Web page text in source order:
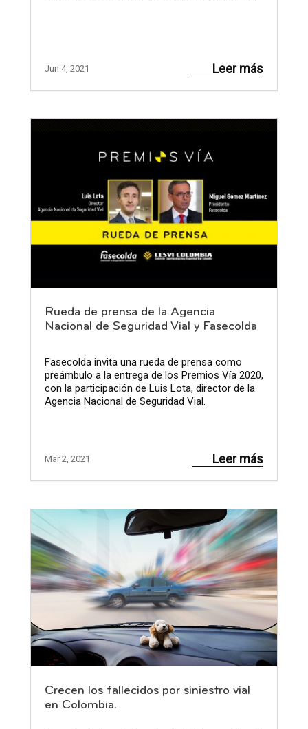
Jun 4, 2021 Leer más
Rueda de prensa de la Agencia
Nacional de Seguridad Vial y Fasecolda
Fasecolda invita una rueda de prensa como
preámbulo a la entrega de los Premios Vía 2020,
con la participación de Luis Lota, director de la
Agencia Nacional de Seguridad Vial.
Mar 2, 2021 Leer más
Crecen los fallecidos por siniestro vial
en Colombia.